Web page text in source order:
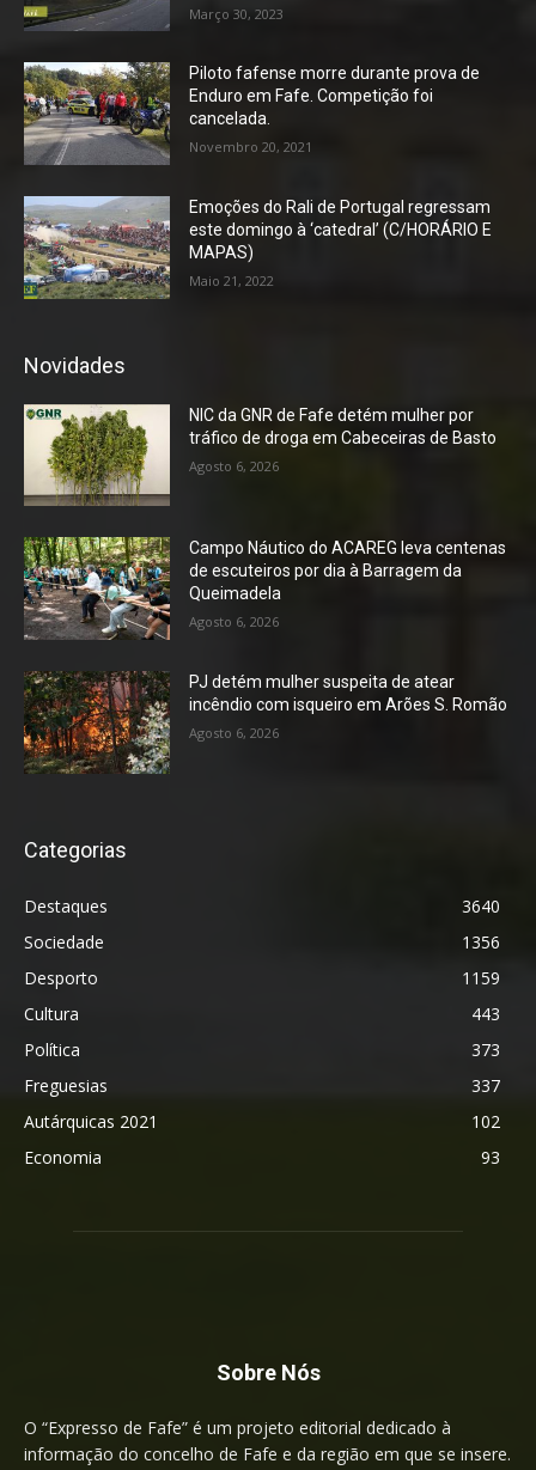
Março 30, 2023
Piloto fafense morre durante prova de
Enduro em Fafe. Competição foi
cancelada.
Novembro 20, 2021
Emoções do Rali de Portugal regressam
este domingo à ‘catedral’ (C/HORÁRIO E
MAPAS)
Maio 21, 2022
Novidades
NIC da GNR de Fafe detém mulher por
tráfico de droga em Cabeceiras de Basto
Agosto 6, 2026
Campo Náutico do ACAREG leva centenas
de escuteiros por dia à Barragem da
Queimadela
Agosto 6, 2026
PJ detém mulher suspeita de atear
incêndio com isqueiro em Arões S. Romão
Agosto 6, 2026
Categorias
Destaques
3640
Sociedade
1356
Desporto
1159
Cultura
443
Política
373
Freguesias
337
Autárquicas 2021
102
Economia
93
Sobre Nós
O “Expresso de Fafe” é um projeto editorial dedicado à
informação do concelho de Fafe e da região em que se insere.